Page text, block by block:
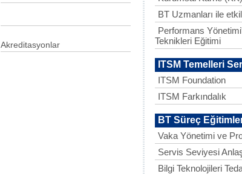
Akreditasyonlar
BT Uzmanları ile
Performans
Teknikleri Eğitimi
ITSM Temelleri
ITSM Foundation
ITSM Farkındalık
BT Süreç
Vaka Yönetimi ve
Servis Seviyesi
Bilgi Teknolojileri